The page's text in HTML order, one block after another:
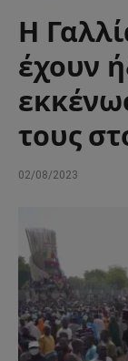
Η
έχουν
τους
02/08/2023